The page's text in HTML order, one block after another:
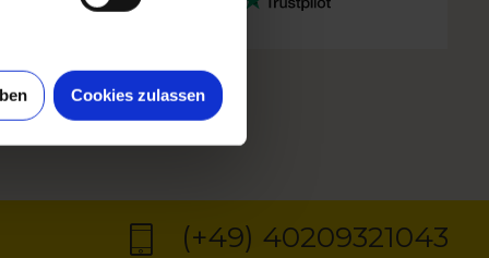
Cookies zulassen
(+49) 40209321043